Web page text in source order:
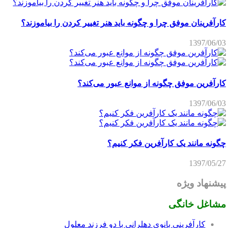
کارآفرینان موفق چرا و چگونه باید هنر تغییر کردن را بیاموزند؟
1397/06/03
کارآفرین موفق چگونه از موانع عبور می‌کند؟
1397/06/03
چگونه مانند یک کارآفرین فکر کنیم؟
1397/05/27
پیشنهاد ویژه
مشاغل خانگی
کارآفرینی بانوی دهلرانی با دو فرزند معلول